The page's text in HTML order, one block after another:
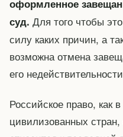
оформленное
суд. Для того чтобы
силу каких причин, а
возможна отмена
его
Российское право, как
цивилизованных